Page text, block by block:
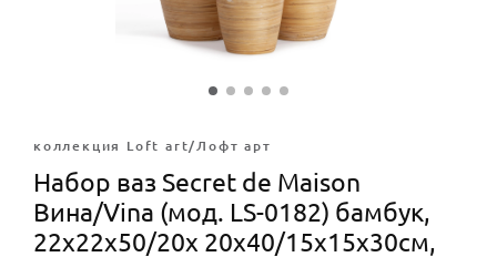
коллекция Loft art/Лофт арт
Набор ваз Secret de Maison
Вина/Vina (мод. LS-0182) бамбук,
22х22х50/20х 20х40/15х15х30см,